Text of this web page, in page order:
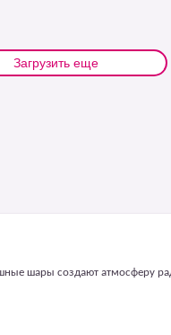
Загрузить еще
шары создают атмосферу